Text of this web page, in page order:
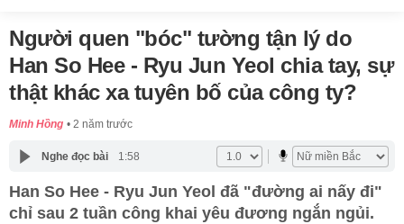
Người quen "bóc" tường tận lý do
Han So Hee - Ryu Jun Yeol chia tay, sự
thật khác xa tuyên bố của công ty?
Minh Hồng 2 năm trước
Nghe đọc bài 1:58
Han So Hee - Ryu Jun Yeol đã "đường ai nấy đi"
chỉ sau 2 tuần công khai yêu đương ngắn ngủi.